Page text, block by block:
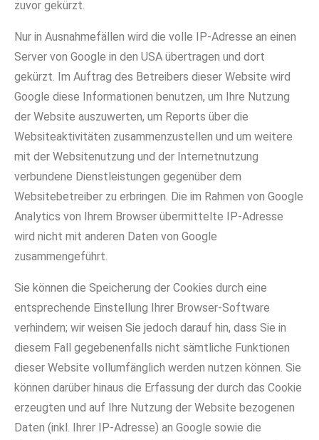
zuvor gekürzt.
Nur in Ausnahmefällen wird die volle IP-Adresse an einen
Server von Google in den USA übertragen und dort
gekürzt. Im Auftrag des Betreibers dieser Website wird
Google diese Informationen benutzen, um Ihre Nutzung
der Website auszuwerten, um Reports über die
Websiteaktivitäten zusammenzustellen und um weitere
mit der Websitenutzung und der Internetnutzung
verbundene Dienstleistungen gegenüber dem
Websitebetreiber zu erbringen. Die im Rahmen von Google
Analytics von Ihrem Browser übermittelte IP-Adresse
wird nicht mit anderen Daten von Google
zusammengeführt.
Sie können die Speicherung der Cookies durch eine
entsprechende Einstellung Ihrer Browser-Software
verhindern; wir weisen Sie jedoch darauf hin, dass Sie in
diesem Fall gegebenenfalls nicht sämtliche Funktionen
dieser Website vollumfänglich werden nutzen können. Sie
können darüber hinaus die Erfassung der durch das Cookie
erzeugten und auf Ihre Nutzung der Website bezogenen
Daten (inkl. Ihrer IP-Adresse) an Google sowie die